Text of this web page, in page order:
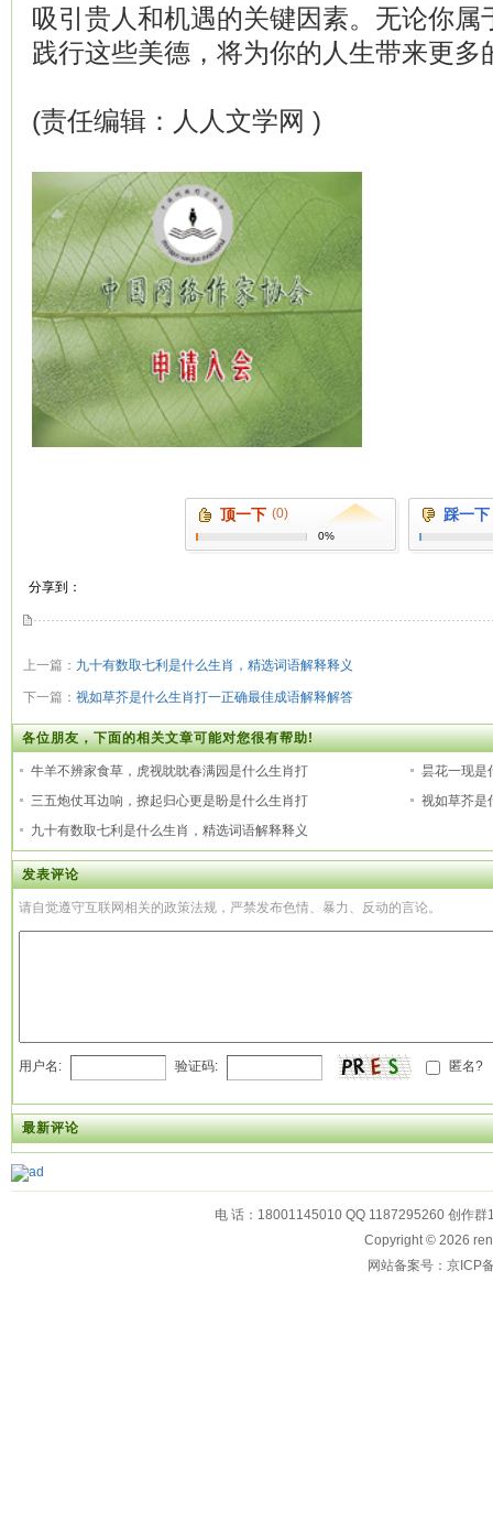
吸引贵人和机遇的关键因素。无论你
践行这些美德，将为你的人生带来更多
(责任编辑：人人文学网 )
顶一下 (0)
0%
踩一下
分享到：
上一篇： 九十有数取七利是什么生肖，精选词语解释释义
下一篇： 视如草芥是什么生肖打一正确最佳成语解释解答
各位朋友，下面的相关文章可能对您很有帮助!
牛羊不辨家食草，虎视眈眈春满园是什么生肖打
昙花一现是
三五炮仗耳边响，撩起归心更是盼是什么生肖打
视如草芥是
九十有数取七利是什么生肖，精选词语解释释义
发表评论
请自觉遵守互联网相关的政策法规，严禁发布色情、暴力、反动的言论。
用户名: 验证码: 匿名?
最新评论
电 话：18001145010 QQ 1187295260 创作
Copyright © 2026
网站备案号：京ICP